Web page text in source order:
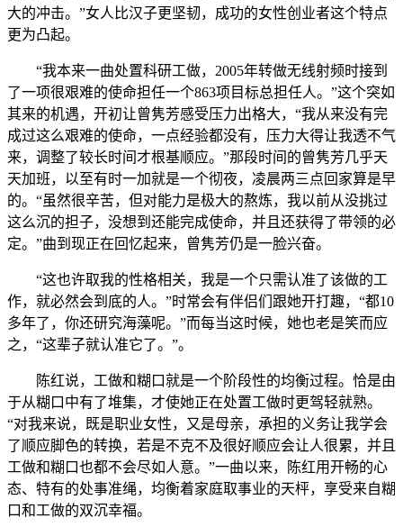
大的冲击。”女人比汉子更坚韧，成功的女性创业者这个特点
更为凸起。
“我本来一曲处置科研工做，2005年转做无线射频时接到
了一项很艰难的使命担任一个863项目标总担任人。”这个突如
其来的机遇，开初让曾隽芳感受压力出格大，“我从来没有完
成过这么艰难的使命，一点经验都没有，压力大得让我透不气
来，调整了较长时间才根基顺应。”那段时间的曾隽芳几乎天
天加班，以至有时一加就是一个彻夜，凌晨两三点回家算是早
的。“虽然很辛苦，但对能力是极大的熬炼，我以前从没挑过
这么沉的担子，没想到还能完成使命，并且还获得了带领的必
定。”曲到现正在回忆起来，曾隽芳仍是一脸兴奋。
“这也许取我的性格相关，我是一个只需认准了该做的工
作，就必然会到底的人。”时常会有伴侣们跟她开打趣，“都10
多年了，你还研究海藻呢。”而每当这时候，她也老是笑而应
之，“这辈子就认准它了。”。
陈红说，工做和糊口就是一个阶段性的均衡过程。恰是由
于从糊口中有了堆集，才使她正在处置工做时更驾轻就熟。
“对我来说，既是职业女性，又是母亲，承担的义务让我学会
了顺应脚色的转换，若是不克不及很好顺应会让人很累，并且
工做和糊口也都不会尽如人意。”一曲以来，陈红用开畅的心
态、特有的处事准绳，均衡着家庭取事业的天枰，享受来自糊
口和工做的双沉幸福。